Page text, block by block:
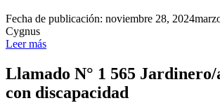
Fecha de publicación: noviembre 28, 2024
Cygnus
Leer más
Llamado N° 1 565 Jardinero/
con discapacidad